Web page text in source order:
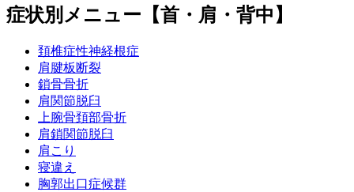
症状別メニュー【首・肩・背中】
頚椎症性神経根症
肩腱板断裂
鎖骨骨折
肩関節脱臼
上腕骨頚部骨折
肩鎖関節脱臼
肩こり
寝違え
胸郭出口症候群